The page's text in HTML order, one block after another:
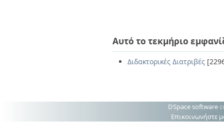
Αυτό το τεκμήριο
Διδακτορικές Διατριβές
DSpace software
Επικοινωνήστε